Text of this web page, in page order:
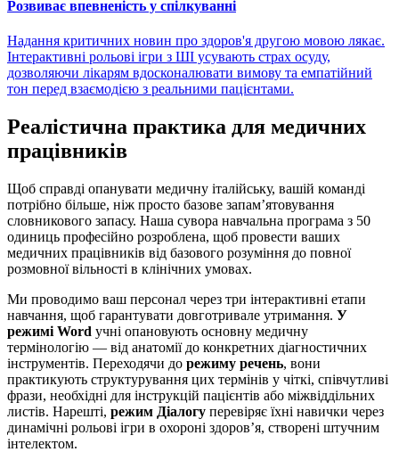
Розвиває впевненість у спілкуванні
Надання критичних новин про здоров'я другою мовою лякає.
Інтерактивні рольові ігри з ШІ усувають страх осуду,
дозволяючи лікарям вдосконалювати вимову та емпатійний
тон перед взаємодією з реальними пацієнтами.
Реалістична практика для медичних
працівників
Щоб справді опанувати медичну італійську, вашій команді
потрібно більше, ніж просто базове запам’ятовування
словникового запасу. Наша сувора навчальна програма з 50
одиниць професійно розроблена, щоб провести ваших
медичних працівників від базового розуміння до повної
розмовної вільності в клінічних умовах.
Ми проводимо ваш персонал через три інтерактивні етапи
навчання, щоб гарантувати довготривале утримання. У
режимі Word учні опановують основну медичну
термінологію — від анатомії до конкретних діагностичних
інструментів. Переходячи до режиму речень, вони
практикують структурування цих термінів у чіткі, співчутливі
фрази, необхідні для інструкцій пацієнтів або міжвіддільних
листів. Нарешті, режим Діалогу перевіряє їхні навички через
динамічні рольові ігри в охороні здоров’я, створені штучним
інтелектом.